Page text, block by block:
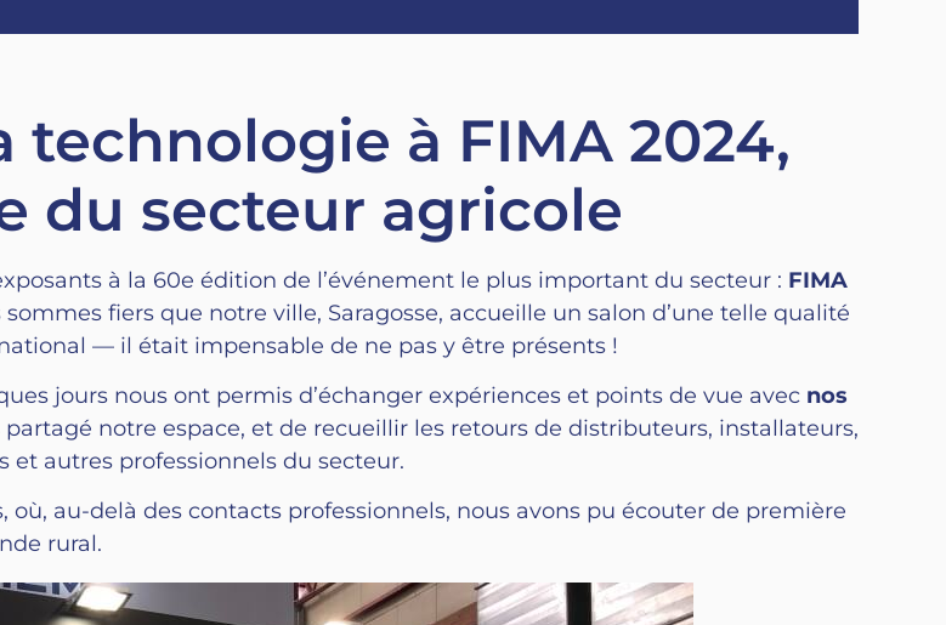
technologie à FIMA 2024,
du secteur agricole
à la 60e édition de l’événement le plus important du secteur : FIMA
sommes fiers que notre ville, Saragosse, accueille un salon d’une telle qualité
— il était impensable de ne pas y être présents !
jours nous ont permis d’échanger expériences et points de vue avec nos
partagé notre espace, et de recueillir les retours de distributeurs, installateurs,
autres professionnels du secteur.
au-delà des contacts professionnels, nous avons pu écouter de première
rural.